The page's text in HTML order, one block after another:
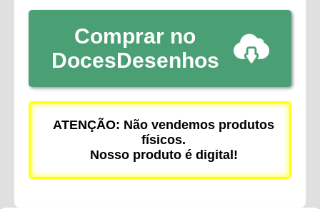
Comprar no
DocesDesenhos
ATENÇÃO: Não vendemos produtos
físicos.
Nosso produto é digital!